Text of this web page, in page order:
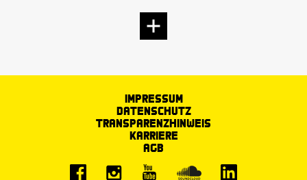
Impressum
Datenschutz
Transparenzhinweis
Karriere
AGB